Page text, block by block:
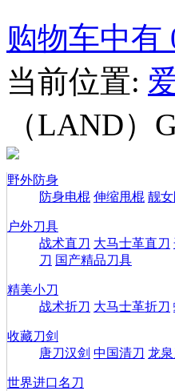
购物车中有
当前位置:
（LAND）
野外防身
防身电棍 伸缩甩棍 靓
户外刀具
战术直刀 大马士革直刀
刀 国产精品刀具
精美小刀
战术折刀 大马士革折刀
收藏刀剑
唐刀汉剑 中国清刀 龙泉
世界进口名刀